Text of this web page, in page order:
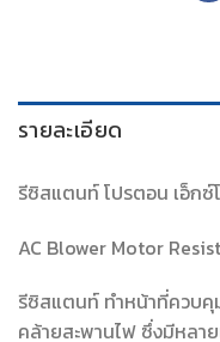
รายละเอียด
รีซิสแตนท์ โปรตอน เอ็ก
AC Blower Motor
รีซิสแตนท์ ทำหน้าที่ควบคุ
คล้ายสะพานไฟ ซึ่งมีหลา